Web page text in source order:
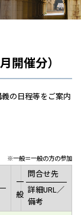
開催分）
の日程等をご案内
※一般＝一般の方の参加
一
般
問合せ先
詳細URL／
備考